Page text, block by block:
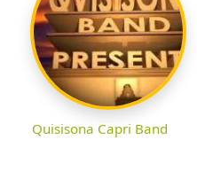
Quisisona Capri Band